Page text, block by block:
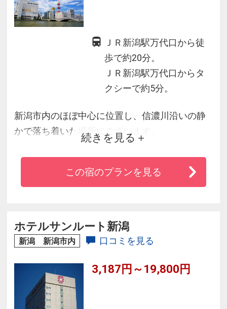
ＪＲ新潟駅万代口から徒
歩で約20分。
ＪＲ新潟駅万代口からタ
クシーで約5分。
新潟市内のほぼ中心に位置し、信濃川沿いの静
かで落ち着いた場所にございます。
出し入れ自由の駐車場は地下と屋外（平面）合
わせて約120台ご用意。
オークラならではの温かなおもてなしでお迎え
郷土料理の数々、
目の前でお作りする中とろ～りオムレツなどお
続きを見る
この宿のプランを見る
ホテルサンルート新潟
新潟 新潟市内 口コミを見る
3,187円～19,800円